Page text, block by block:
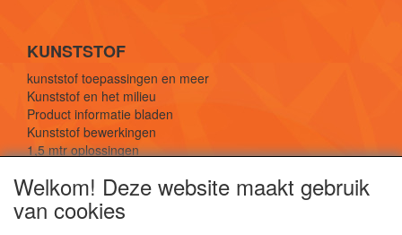
KUNSTSTOF
kunststof toepassingen en meer
Kunststof en het milieu
Product informatie bladen
Kunststof bewerkingen
1,5 mtr oplossingen
Welkom! Deze website maakt gebruik
van cookies